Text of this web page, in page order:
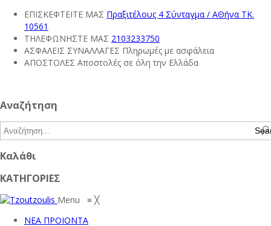
ΕΠΙΣΚΕΦΤΕΙΤΕ ΜΑΣ Πραξιτέλους 4 Σύνταγμα / ΑΘήνα ΤΚ.
10561
ΤΗΛΕΦΩΝΗΣΤΕ ΜΑΣ 2103233750
ΑΣΦΑΛΕΙΣ ΣΥΝΑΛΛΑΓΕΣ Πληρωμές με ασφάλεια
ΑΠΟΣΤΟΛΕΣ Αποστολές σε όλη την Ελλάδα
Αναζήτηση
Καλάθι
ΚΑΤΗΓΟΡΙΕΣ
Menu ≡ ╳
ΝΕΑ ΠΡΟΙΟΝΤΑ